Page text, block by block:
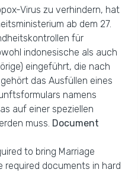
Virus zu verhindern, hat
ab dem 27.
für
indonesische als auch
eingeführt, die nach
das Ausfüllen eines
namens
auf einer speziellen
muss. Document
to bring Marriage
required documents in hard